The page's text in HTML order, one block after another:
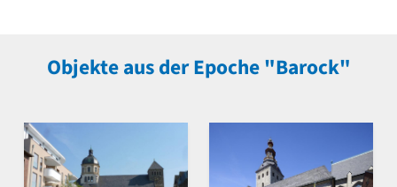
Objekte aus der Epoche "Barock"